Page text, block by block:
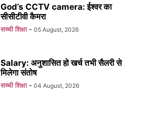
God’s CCTV camera: ईश्वर का
सीसीटीवी कैमरा
सच्ची शिक्षा - 05 August, 2026
Salary: अनुशासित हो खर्च तभी सैलरी से
मिलेगा संतोष
सच्ची शिक्षा - 04 August, 2026